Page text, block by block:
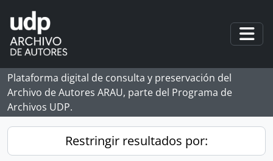
Skip to main content
Plataforma digital de consulta y preservación del
Archivo de Autores ARAU, parte del Programa de
Archivos UDP.
Restringir resultados por: